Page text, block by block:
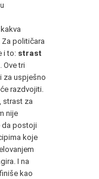
političara
i to: strast
. Ove tri
za uspješno
razdvojiti.
strast za
nije
da postoji
koje
I na
kao